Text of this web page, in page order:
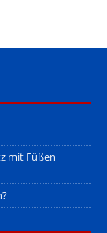
mit Füßen